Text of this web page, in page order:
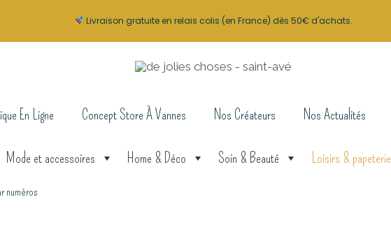
En Ligne Concept Store À Vannes Nos Créateurs Nos Actualités
Mode et accessoires Home & Déco Soin & Beauté Loisirs & papeterie
numéros
Livraison gratuite en relais colis (en France) dès 50€ d'achats.